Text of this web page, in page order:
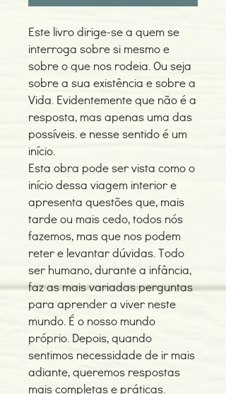
Este livro dirige-se a quem se
interroga sobre si mesmo e
sobre o que nos rodeia. Ou seja
sobre a sua existência e sobre a
Vida. Evidentemente que não é a
resposta, mas apenas uma das
possíveis. e nesse sentido é um
início.
Esta obra pode ser vista como o
início dessa viagem interior e
apresenta questões que, mais
tarde ou mais cedo, todos nós
fazemos, mas que nos podem
reter e levantar dúvidas. Todo
ser humano, durante a infância,
faz as mais variadas perguntas
para aprender a viver neste
mundo. É o nosso mundo
próprio. Depois, quando
sentimos necessidade de ir mais
adiante, queremos respostas
mais completas e práticas.